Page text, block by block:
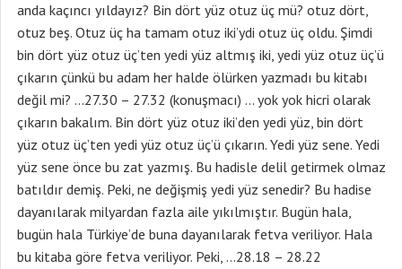
anda kaçıncı yıldayız? Bin dört yüz otuz üç mü? otuz dört,
otuz beş. Otuz üç ha tamam otuz iki’ydi otuz üç oldu. Şimdi
bin dört yüz otuz üç’ten yedi yüz altmış iki, yedi yüz otuz üç’ü
çıkarın çünkü bu adam her halde ölürken yazmadı bu kitabı
değil mi? …27.30 – 27.32 (konuşmacı) … yok yok hicri olarak
çıkarın bakalım. Bin dört yüz otuz iki’den yedi yüz, bin dört
yüz otuz üç’ten yedi yüz otuz üç’ü çıkarın. Yedi yüz sene. Yedi
yüz sene önce bu zat yazmış. Bu hadisle delil getirmek olmaz
batıldır demiş. Peki, ne değişmiş yedi yüz senedir? Bu hadise
dayanılarak milyardan fazla aile yıkılmıştır. Bugün hala,
bugün hala Türkiye’de buna dayanılarak fetva veriliyor. Hala
bu kitaba göre fetva veriliyor. Peki, …28.18 – 28.22